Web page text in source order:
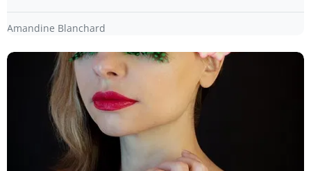
Amandine Blanchard